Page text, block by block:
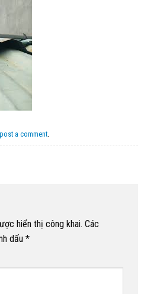
post a comment.
hiển thị công khai. Các
dấu *